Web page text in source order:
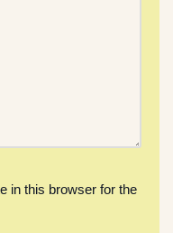
in this browser for the